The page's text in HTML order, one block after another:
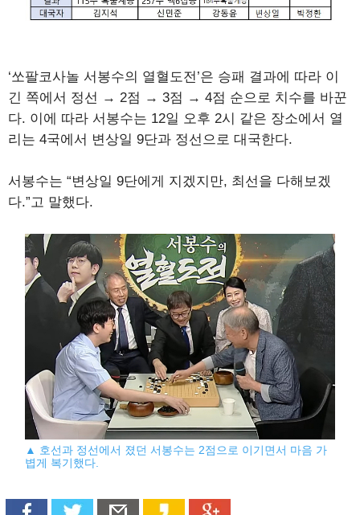
‘쏘팔코사놀 서봉수의 열혈도전’은 승패 결과에 따라 이
긴 쪽에서 정선 → 2점 → 3점 → 4점 순으로 치수를 바꾼
다. 이에 따라 서봉수는 12일 오후 2시 같은 장소에서 열
리는 4국에서 변상일 9단과 정선으로 대국한다.
서봉수는 “변상일 9단에게 지겠지만, 최선을 다해보겠
다.”고 말했다.
▲ 호선과 정선에서 졌던 서봉수는 2점으로 이기면서 마음 가
볍게 복기했다.